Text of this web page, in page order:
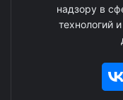
надзору в
технологий